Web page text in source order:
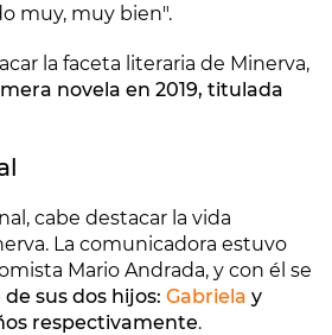
muy, muy bien".
la faceta literaria de Minerva,
novela en 2019, titulada
cabe destacar la vida
La comunicadora estuvo
Mario Andrada, y con él se
sus dos hijos: Gabriela y
respectivamente.